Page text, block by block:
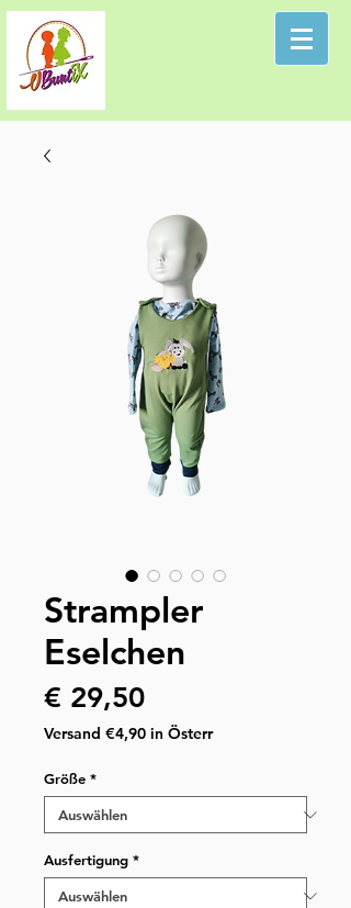
Strampler
Eselchen
€ 29,50Preis
Versand €4,90 in Österr
Größe *
Ausfertigung *